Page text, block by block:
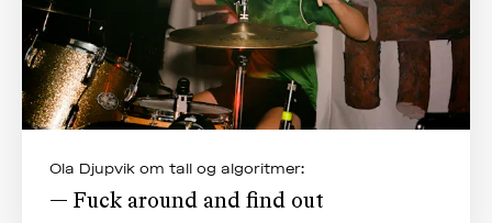
Ola Djupvik om tall og algoritmer:
— Fuck around and find out